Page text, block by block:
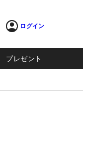
ログイン
プレゼント